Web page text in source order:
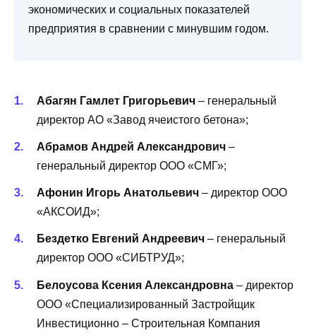
экономических и социальных показателей
предприятия в сравнении с минувшим годом.
Абагян Гамлет Григорьевич – генеральный
директор АО «Завод ячеистого бетона»;
Абрамов Андрей Александрович –
генеральный директор ООО «СМГ»;
Афонин Игорь Анатольевич – директор ООО
«АКСОИД»;
Бездетко Евгений Андреевич – генеральный
директор ООО «СИБТРУД»;
Белоусова Ксения Александровна – директор
ООО «Специализированный Застройщик
Инвестиционно – Строительная Компания